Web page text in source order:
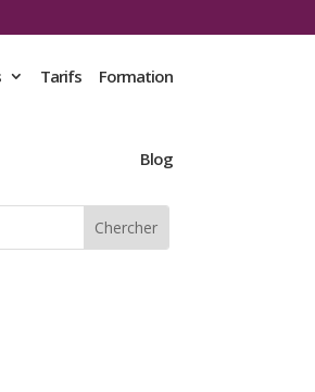
Tarifs Formation
Blog